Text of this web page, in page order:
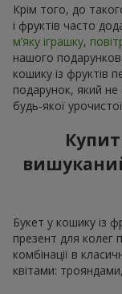
Крім того, до
і фруктів часто
м’яку іграшку,
нашого
кошику із фруктів
подарунок, який
будь-якої урочистої
Букет у кошику із
презент для колег
комбінації в
квітами: